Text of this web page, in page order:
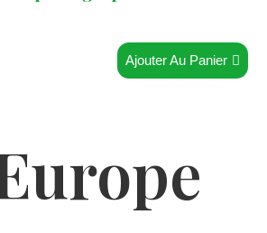
Ajouter Au Panier